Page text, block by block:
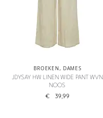
BROEKEN, DAMES
JDYSAY HW LINEN WIDE PANT WVN
NOOS
€ 39,99